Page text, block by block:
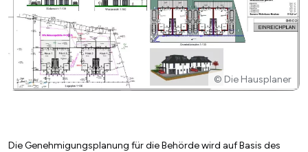
© Die Hausplaner
Die Genehmigungsplanung für die Behörde wird auf Basis des